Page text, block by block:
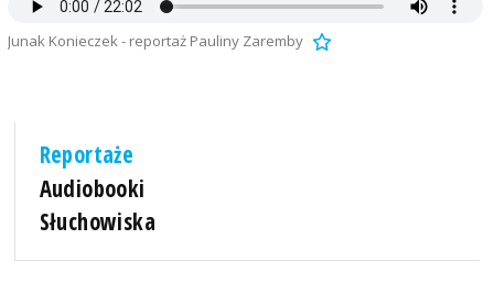
Junak Konieczek - reportaż Pauliny Zaremby
Reportaże
Audiobooki
Słuchowiska